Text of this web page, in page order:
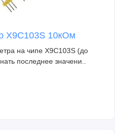
X9C103S 10кОм
на чипе X9C103S (до
последнее значени..